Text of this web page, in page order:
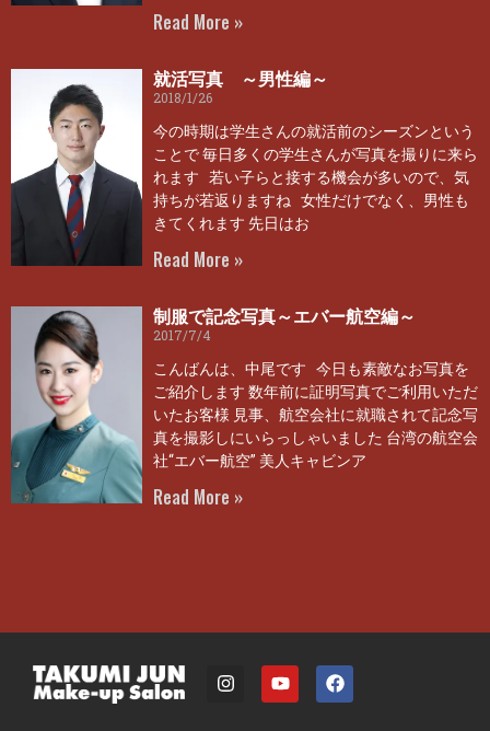
Read More »
就活写真 ～男性編～
2018/1/26
今の時期は学生さんの就活前のシーズンという
ことで 毎日多くの学生さんが写真を撮りに来ら
れます 若い子らと接する機会が多いので、気
持ちが若返りますね 女性だけでなく、男性も
きてくれます 先日はお
Read More »
制服で記念写真～エバー航空編～
2017/7/4
こんばんは、中尾です 今日も素敵なお写真を
ご紹介します 数年前に証明写真でご利用いただ
いたお客様 見事、航空会社に就職されて記念写
真を撮影しにいらっしゃいました 台湾の航空会
社“エバー航空” 美人キャビンア
Read More »